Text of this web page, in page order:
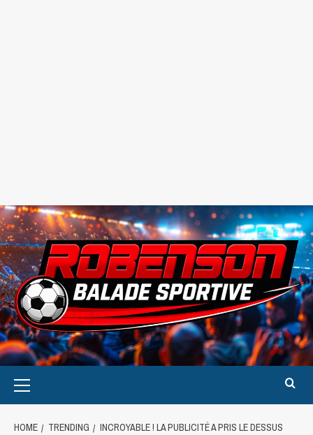
HOME TRENDING
INCROYABLE ! LA PUBLICITÉ A PRIS LE DESSUS